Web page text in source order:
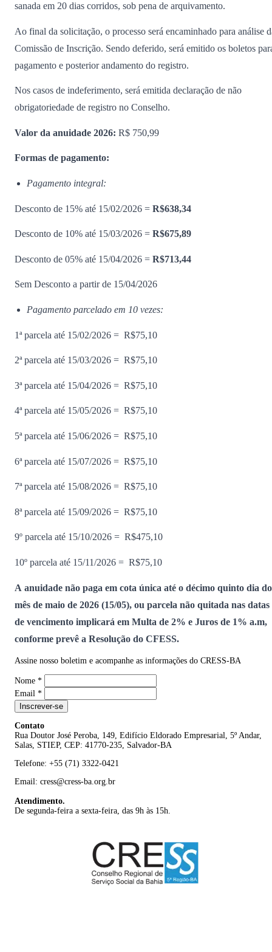
sanada em 20 dias corridos, sob pena de arquivamento.
Ao final da solicitação, o processo será encaminhado para análise
Comissão de Inscrição. Sendo deferido, será emitido os boletos
pagamento e posterior andamento do registro.
Nos casos de indeferimento, será emitida declaração de não
obrigatoriedade de registro no Conselho.
Valor da anuidade 2026: R$ 750,99
Formas de pagamento:
Pagamento integral:
Desconto de 15% até 15/02/2026 = R$638,34
Desconto de 10% até 15/03/2026 = R$675,89
Desconto de 05% até 15/04/2026 = R$713,44
Sem Desconto a partir de 15/04/2026
Pagamento parcelado em 10 vezes:
1ª parcela até 15/02/2026 = R$75,10
2ª parcela até 15/03/2026 = R$75,10
3ª parcela até 15/04/2026 = R$75,10
4ª parcela até 15/05/2026 = R$75,10
5ª parcela até 15/06/2026 = R$75,10
6ª parcela até 15/07/2026 = R$75,10
7ª parcela até 15/08/2026 = R$75,10
8ª parcela até 15/09/2026 = R$75,10
9º parcela até 15/10/2026 = R$475,10
10º parcela até 15/11/2026 = R$75,10
A anuidade não paga em cota única até o décimo quinto dia do
mês de maio de 2026 (15/05), ou parcela não quitada nas datas
de vencimento implicará em Multa de 2% e Juros de 1% a.m,
conforme prevê a Resolução do CFESS.
Assine nosso boletim e acompanhe as informações do CRESS-BA
Nome *
Email *
Inscrever-se
Contato
Rua Doutor José Peroba, 149, Edifício Eldorado Empresarial, 5º Andar,
Salas, STIEP, CEP: 41770-235, Salvador-BA
Telefone: +55 (71) 3322-0421
Email: cress@cress-ba.org.br
Atendimento.
De segunda-feira a sexta-feira, das 9h às 15h.